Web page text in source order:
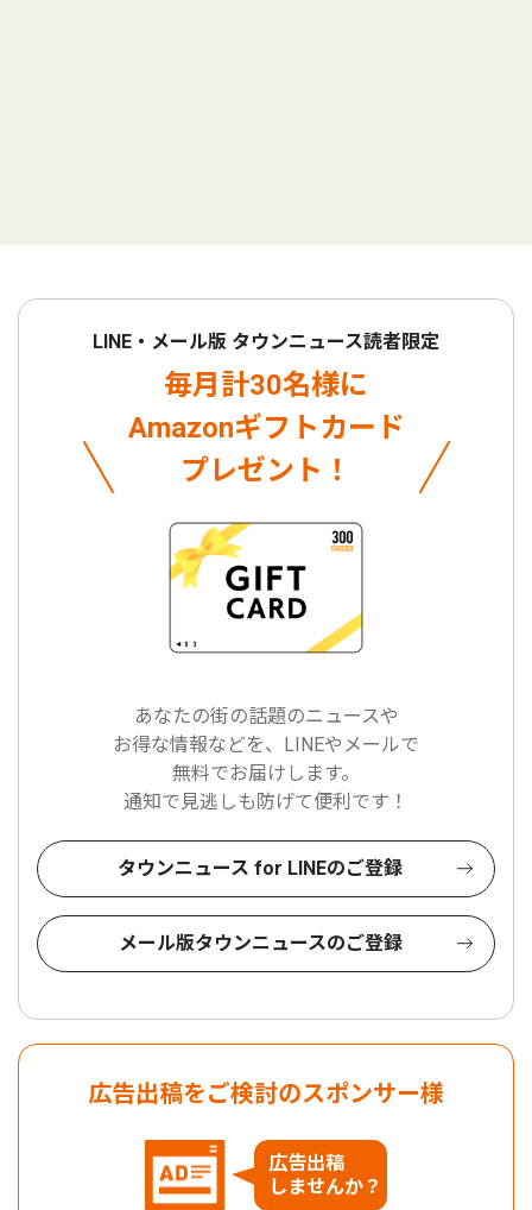
LINE・メール版 タウンニュース読者限定
毎月計30名様に
Amazonギフトカード
プレゼント！
あなたの街の話題のニュースや
お得な情報などを、LINEやメールで
無料でお届けします。
通知で見逃しも防げて便利です！
タウンニュース for LINEのご登録
メール版タウンニュースのご登録
広告出稿をご検討のスポンサー様
広告出稿
しませんか？